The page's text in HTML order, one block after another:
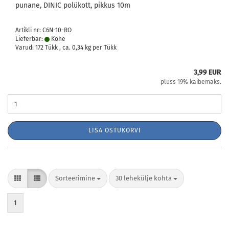
punane, DINIC polükott, pikkus 10m
Artikli nr: C6N-10-RO
Lieferbar:
Kohe
Varud: 172 Tükk , ca. 0,34 kg per Tükk
3,99 EUR
pluss 19% käibemaks.
LISA OSTUKORVI
Sorteerimine
Sorteerimine 30 lehekülje kohta
lehekülje kohta
1